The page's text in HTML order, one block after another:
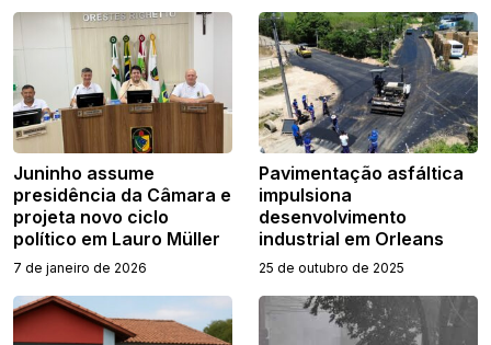
Juninho assume
presidência da Câmara e
projeta novo ciclo
político em Lauro Müller
7 de janeiro de 2026
Pavimentação asfáltica
impulsiona
desenvolvimento
industrial em Orleans
25 de outubro de 2025